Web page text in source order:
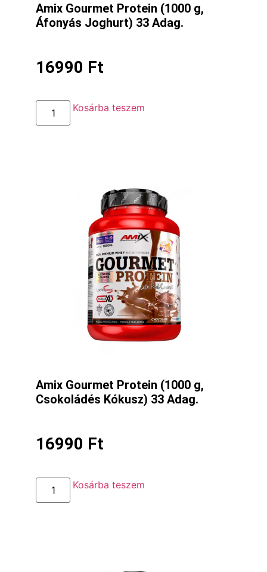
Amix Gourmet Protein (1000 g,
Áfonyás Joghurt) 33 Adag.
16990 Ft
Kosárba teszem
Amix Gourmet Protein (1000 g,
Csokoládés Kókusz) 33 Adag.
16990 Ft
Kosárba teszem